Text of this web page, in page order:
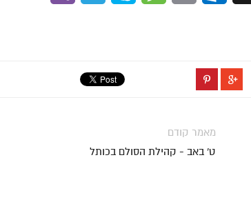
מאמר קודם
ט' באב - קהילת הסולם בכותל